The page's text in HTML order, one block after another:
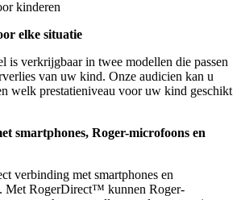
kinderen
elke situatie
is verkrijgbaar in twee modellen die passen
van uw kind. Onze audicien kan u
welk prestatieniveau voor uw kind geschikt
smartphones, Roger-microfoons en
verbinding met smartphones en
Met RogerDirect™ kunnen Roger-